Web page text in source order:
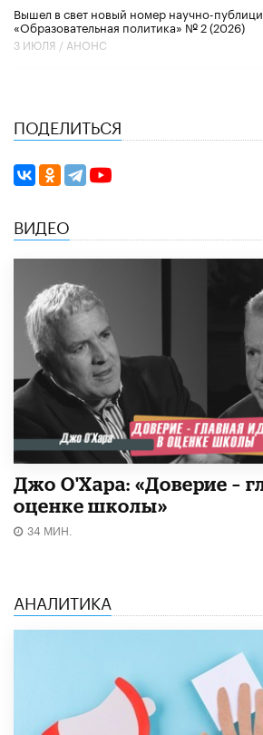
Вышел в свет новый номер научно-
«Образовательная политика» № 2 (2026)
3 ИЮЛЯ / АНОНС
ПОДЕЛИТЬСЯ
ВИДЕО
Джо О'Хара: «Доверие –
оценке школы»
34 МИН.
АНАЛИТИКА